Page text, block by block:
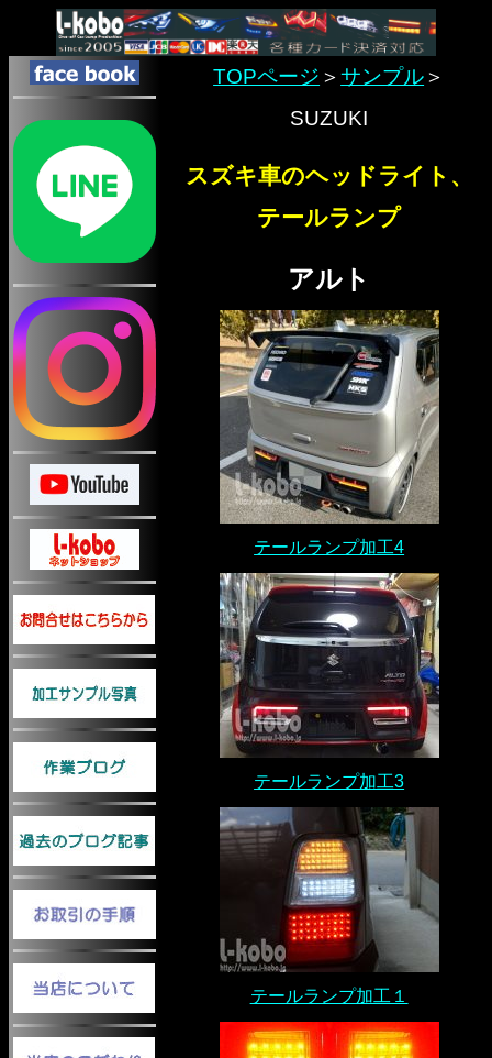
TOPページ ＞サンプル＞
SUZUKI
スズキ車のヘッドライト、
テールランプ
アルト
テールランプ加工4
テールランプ加工3
テールランプ加工１